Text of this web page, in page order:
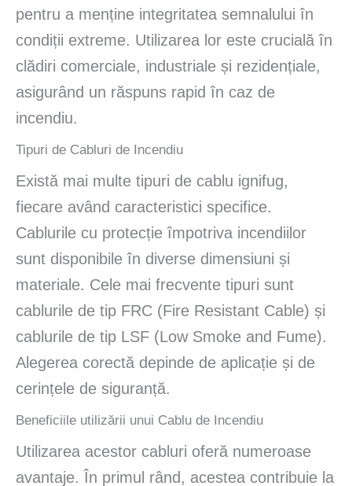
pentru a menține integritatea semnalului în
condiții extreme. Utilizarea lor este crucială în
clădiri comerciale, industriale și rezidențiale,
asigurând un răspuns rapid în caz de
incendiu.
Tipuri de Cabluri de Incendiu
Există mai multe tipuri de cablu ignifug,
fiecare având caracteristici specifice.
Cablurile cu protecție împotriva incendiilor
sunt disponibile în diverse dimensiuni și
materiale. Cele mai frecvente tipuri sunt
cablurile de tip FRC (Fire Resistant Cable) și
cablurile de tip LSF (Low Smoke and Fume).
Alegerea corectă depinde de aplicație și de
cerințele de siguranță.
Beneficiile utilizării unui Cablu de Incendiu
Utilizarea acestor cabluri oferă numeroase
avantaje. În primul rând, acestea contribuie la